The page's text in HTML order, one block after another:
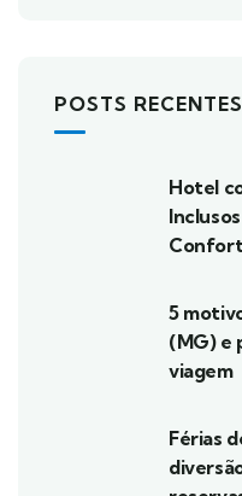
POSTS RECENTES
Hotel
5
(MG) e
viagem
Férias